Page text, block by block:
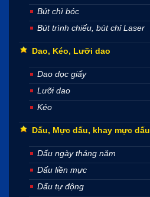
Bút chì bóc
Bút trình chiếu, bút chỉ Laser
Dao, Kéo, Lưỡi dao
Dao dọc giấy
Lưỡi dao
Kéo
Dấu, Mực dấu, khay mực dấu
Dấu ngày tháng năm
Dấu liền mực
Dấu tự động